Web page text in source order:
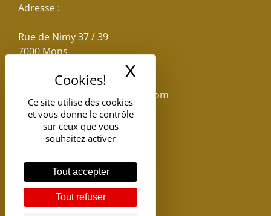
Ce site utilise des cookies
et vous donne le contrôle
sur ceux que vous
souhaitez activer
Tout accepter
Tout refuser
X
Adresse :
Rue de Nimy 37 / 39
7000 Mons
reservations.losseau@gmail.com
Tel: +32(0)65.398.880